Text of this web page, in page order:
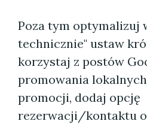
Poza tym optymalizuj
technicznie" ustaw
korzystaj z postów
promowania
promocji, dodaj opcję
rezerwacji/kontaktu